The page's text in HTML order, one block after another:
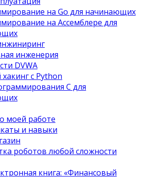
на Go для начинающих
на Ассемблере для
инженерия
DVWA
с Python
С для
моей работе
и навыки
роботов любой сложности
книга: «Финансовый